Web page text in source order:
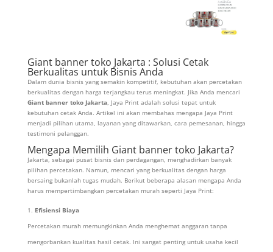
Giant banner toko Jakarta : Solusi Cetak
Berkualitas untuk Bisnis Anda
Dalam dunia bisnis yang semakin kompetitif, kebutuhan akan percetakan
berkualitas dengan harga terjangkau terus meningkat. Jika Anda mencari
Giant banner toko Jakarta, Jaya Print adalah solusi tepat untuk
kebutuhan cetak Anda. Artikel ini akan membahas mengapa Jaya Print
menjadi pilihan utama, layanan yang ditawarkan, cara pemesanan, hingga
testimoni pelanggan.
Mengapa Memilih Giant banner toko Jakarta?
Jakarta, sebagai pusat bisnis dan perdagangan, menghadirkan banyak
pilihan percetakan. Namun, mencari yang berkualitas dengan harga
bersaing bukanlah tugas mudah. Berikut beberapa alasan mengapa Anda
harus mempertimbangkan percetakan murah seperti Jaya Print:
Efisiensi Biaya
Percetakan murah memungkinkan Anda menghemat anggaran tanpa
mengorbankan kualitas hasil cetak. Ini sangat penting untuk usaha kecil